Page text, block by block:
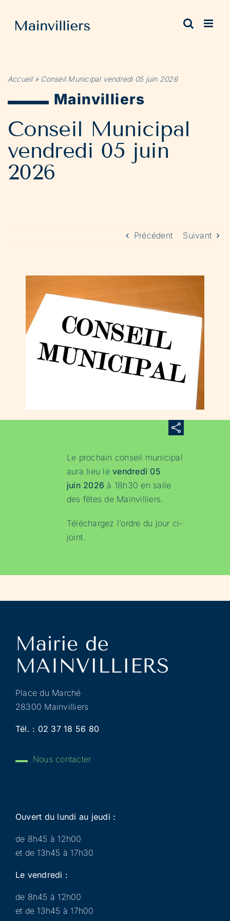
contenu
Accueil» Conseil Municipal vendredi 05 juin 2026
Mainvilliers
Conseil Municipal
vendredi 05 juin
2026
Précédent Suivant
Le prochain conseil municipal
aura lieu levendredi 05
juin 2026 à 18h30 en salle
des fêtes de Mainvilliers.
Téléchargez l’ordre du jour ci-
joint.
Place du Marché
28300 Mainvilliers
Tél. : 02 37 18 56 80
Nous contacter
Ouvert du lundi au jeudi :
de 8h45 à 12h00
et de 13h45 à 17h30
Le vendredi :
de 8h45 à 12h00
et de 13h45 à 17h00